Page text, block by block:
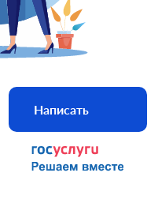
Написать